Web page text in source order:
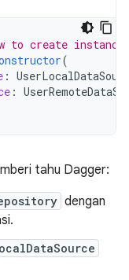
to create
(
:
:
tahu Dagger:
dengan